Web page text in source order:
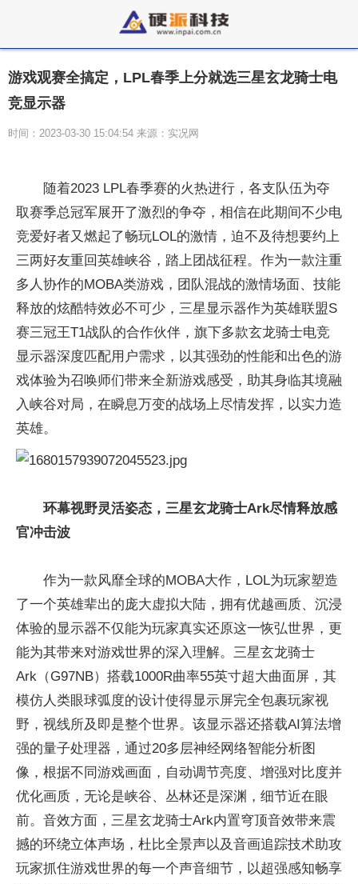
游戏观赛全搞定，LPL春季上分就选三星玄龙骑士电
竞显示器
时间：2023-03-30 15:04:54 来源：实况网
随着2023 LPL春季赛的火热进行，各支队伍为夺
取赛季总冠军展开了激烈的争夺，相信在此期间不少电
竞爱好者又燃起了畅玩LOL的激情，迫不及待想要约上
三两好友重回英雄峡谷，踏上团战征程。作为一款注重
多人协作的MOBA类游戏，团队混战的激情场面、技能
释放的炫酷特效必不可少，三星显示器作为英雄联盟S
赛三冠王T1战队的合作伙伴，旗下多款玄龙骑士电竞
显示器深度匹配用户需求，以其强劲的性能和出色的游
戏体验为召唤师们带来全新游戏感受，助其身临其境融
入峡谷对局，在瞬息万变的战场上尽情发挥，以实力造
英雄。
环幕视野灵活姿态，三星玄龙骑士Ark尽情释放感
官冲击波
作为一款风靡全球的MOBA大作，LOL为玩家塑造
了一个英雄辈出的庞大虚拟大陆，拥有优越画质、沉浸
体验的显示器不仅能为玩家真实还原这一恢弘世界，更
能为其带来对游戏世界的深入理解。三星玄龙骑士
Ark（G97NB）搭载1000R曲率55英寸超大曲面屏，其
模仿人类眼球弧度的设计使得显示屏完全包裹玩家视
野，视线所及即是整个世界。该显示器还搭载AI算法增
强的量子处理器，通过20多层神经网络智能分析图
像，根据不同游戏画面，自动调节亮度、增强对比度并
优化画质，无论是峡谷、丛林还是深渊，细节近在眼
前。音效方面，三星玄龙骑士Ark内置穹顶音效带来震
撼的环绕立体声场，杜比全景声以及音画追踪技术助攻
玩家抓住游戏世界的每一个声音细节，以超强感知畅享